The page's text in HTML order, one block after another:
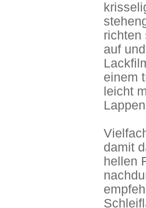
richten
auf
einem
leicht
damit
hellen